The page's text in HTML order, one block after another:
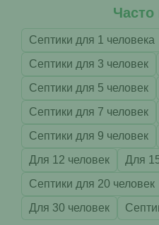
Часто
Септики для 1 человека
Септики для 3 человек
Септики для 5 человек
Септики для 7 человек
Септики для 9 человек
Для 12 человек
Для
Септики для 20 человек
Для 30 человек